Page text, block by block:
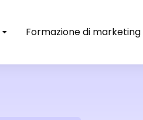
Formazione di marketing